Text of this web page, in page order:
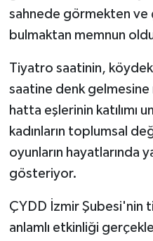
sahnede görmekten ve
bulmaktan memnun
Tiyatro saatinin,
saatine denk gelmesine
hatta eşlerinin katılımı
kadınların toplumsal
oyunların hayatlarında
gösteriyor.
ÇYDD İzmir Şubesi'nin
anlamlı etkinliği